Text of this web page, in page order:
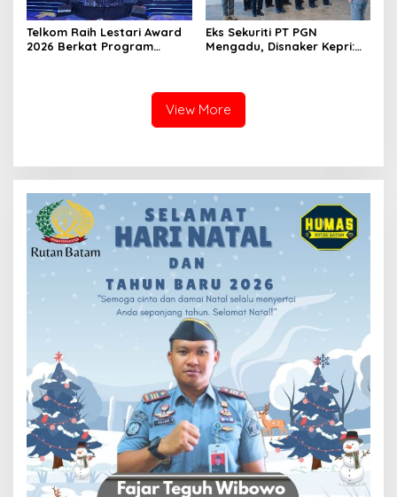
Telkom Raih Lestari Award
2026 Berkat Program
Eks Sekuriti PT PGN
Mengadu, Disnaker Kepri:
View More